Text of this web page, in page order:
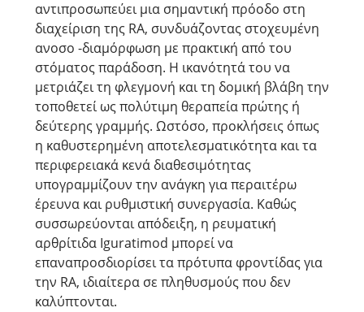
αντιπροσωπεύει μια σημαντική πρόοδο στη
διαχείριση της RA, συνδυάζοντας στοχευμένη
ανοσο -διαμόρφωση με πρακτική από του
στόματος παράδοση. Η ικανότητά του να
μετριάζει τη φλεγμονή και τη δομική βλάβη την
τοποθετεί ως πολύτιμη θεραπεία πρώτης ή
δεύτερης γραμμής. Ωστόσο, προκλήσεις όπως
η καθυστερημένη αποτελεσματικότητα και τα
περιφερειακά κενά διαθεσιμότητας
υπογραμμίζουν την ανάγκη για περαιτέρω
έρευνα και ρυθμιστική συνεργασία. Καθώς
συσσωρεύονται απόδειξη, η ρευματική
αρθρίτιδα Iguratimod μπορεί να
επαναπροσδιορίσει τα πρότυπα φροντίδας για
την RA, ιδιαίτερα σε πληθυσμούς που δεν
καλύπτονται.